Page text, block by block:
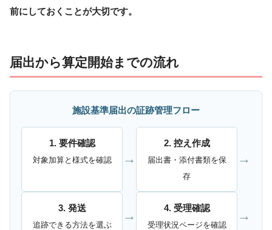
前にしておくことが大切です。
届出から算定開始までの流れ
施設基準届出の証跡管理フロー
1. 要件確認
対象加算と様式を確認 →
2. 控え作成
届出書・添付書類を保
存
→
3. 発送
追跡できる方法を選ぶ
→
4. 受理確認
受理状況ページを確認
→